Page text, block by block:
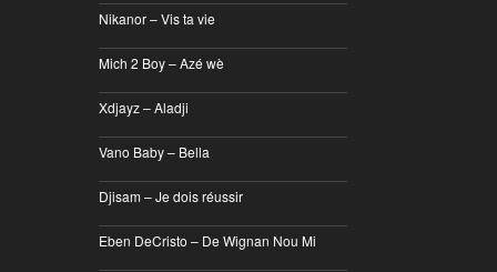
Nikanor – Vis ta vie
Mich 2 Boy – Azé wè
Xdjayz – Aladji
Vano Baby – Bella
Djisam – Je dois réussir
Eben DeCristo – De Wignan Nou Mi